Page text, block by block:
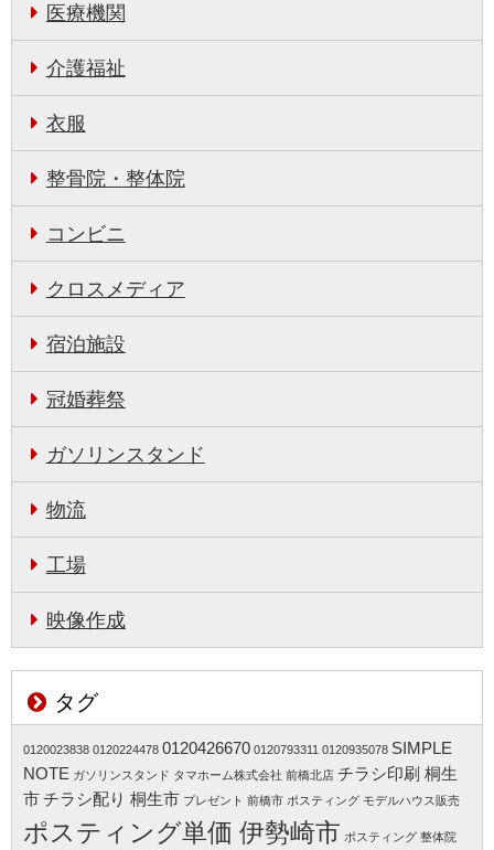
医療機関
介護福祉
衣服
整骨院・整体院
コンビニ
クロスメディア
宿泊施設
冠婚葬祭
ガソリンスタンド
物流
工場
映像作成
タグ
0120023838 0120224478 0120426670 0120793311 0120935078 SIMPLE
NOTE ガソリンスタンド タマホーム株式会社 前橋北店 チラシ印刷 桐生
市チラシ配り 桐生市 プレゼント 前橋市 ポスティング モデルハウス販売
ポスティング単価 伊勢崎市 ポスティング 整体院